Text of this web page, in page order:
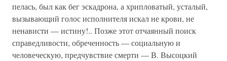
пелась, был как бег эскадрона, а хрипловатый, усталый,
вызывающий голос исполнителя искал не крови, не
ненависти — истину!.. Позже этот отчаянный поиск
справедливости, обреченность — социальную и
человеческую, предчувствие смерти — В. Высоцкий